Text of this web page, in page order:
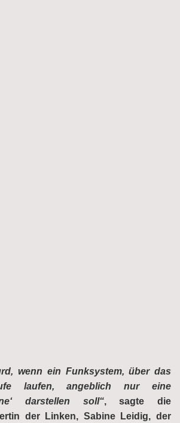
wenn ein Funksystem, über das
laufen, angeblich nur eine
darstellen soll“, sagte die
der Linken, Sabine Leidig, der